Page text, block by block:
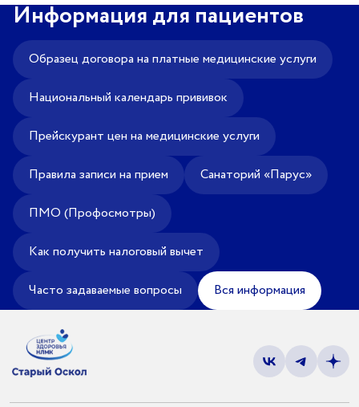
Информация для пациентов
Образец договора на платные медицинские услуги
Национальный календарь прививок
Прейскурант цен на медицинские услуги
Правила записи на прием Санаторий «Парус»
ПМО (Профосмотры)
Как получить налоговый вычет
Часто задаваемые вопросы Вся информация